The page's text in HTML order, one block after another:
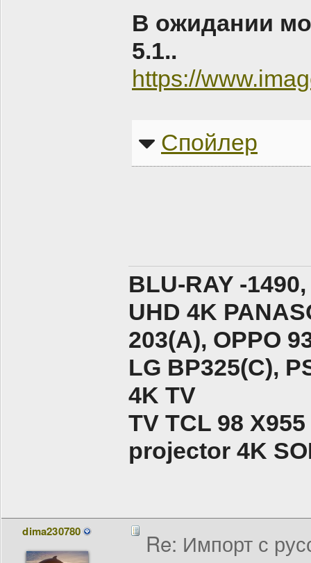
В ожидании
5.1..
https://
Спойлер
BLU-RAY -
UHD 4K
203(A), ОPPO
LG BP325(C),
4K TV
TV TCL 98 X955
projector 4K
dima230780
Re: Импорт с